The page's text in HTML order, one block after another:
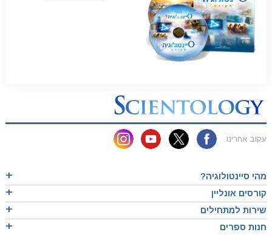
עקוב אחרינו
מהי סיינטולוגיה?
קורסים אונליין
שירות למתחילים
חנות ספרים